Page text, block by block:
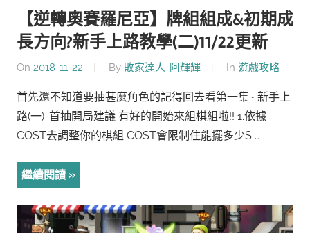
【逆轉奧賽羅尼亞】牌組組成&初期成
長方向?新手上路教學(二)11/22更新
On 2018-11-22 By 敗家達人-阿輝輝 In 遊戲攻略
首先還不知道要抽甚麼角色的記得回去看第一集~ 新手上
路(一)-首抽開局建議 有好的開始來組棋組啦!! 1.依據
COST去調整你的棋組 COST會限制住能擺多少S …
繼續閱讀